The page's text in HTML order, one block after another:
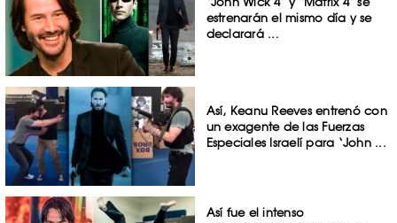
estrenarán el mismo día y se
declarará ...
Así, Keanu Reeves entrenó con
un exagente de las Fuerzas
Especiales Israelí para ‘John ...
Así fue el intenso